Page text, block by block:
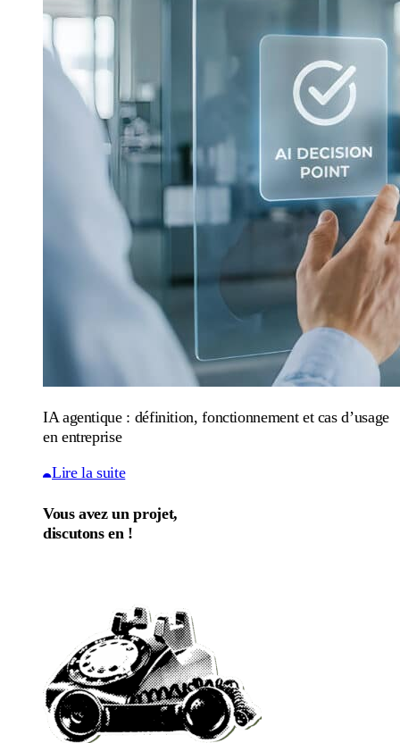
IA agentique : définition, fonctionnement et cas d’usage
en entreprise
Lire la suite
Vous avez un projet,
discutons en !